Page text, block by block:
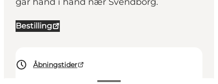
går hånd i hånd nær Svendborg.
Bestilling
Åbningstider